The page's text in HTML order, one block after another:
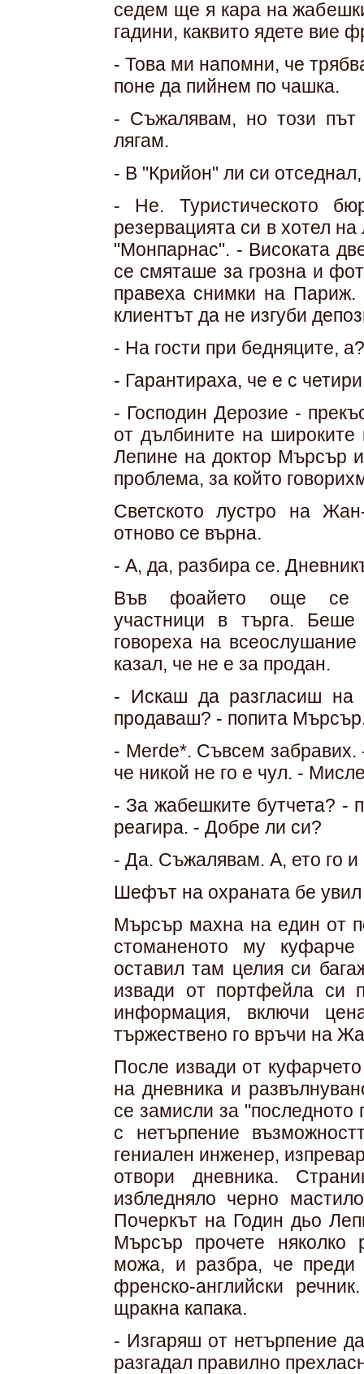
седем ще я кара на
гадини, каквито ядете вие
- Това ми напомни, че
поне да пийнем по чашка.
- Съжалявам, но този
лягам.
- В "Крийон" ли си
- Не. Туристическото
резервацията си в хотел
"Монпарнас". - Високата
се смяташе за грозна и
правеха снимки на
клиентът да не изгуби
- На гости при бедняците,
- Гарантираха, че е с
- Господин Дерозие -
от дълбините на
Лепине на доктор Мърсър
проблема, за който
Светското лустро на
отново се върна.
- А, да, разбира се.
Във фоайето още се
участници в търга.
говореха на
казал, че не е за продан.
- Искаш да разгласиш на
продаваш? - попита
- Merde*. Съвсем забравих.
че никой не го е чул. -
- За жабешките бутчета?
реагира. - Добре ли си?
- Да. Съжалявам. А, ето го и
Шефът на охраната бе
Мърсър махна на един от
стоманеното му
оставил там целия си
извади от портфейла си
информация, включи
тържествено го връчи на
После извади от
на дневника и
се замисли за
с нетърпение
гениален инженер,
отвори дневника.
избледняло черно
Почеркът на Годин дьо
Мърсър прочете няколко
можа, и разбра, че
френско-английски
щракна капака.
- Изгаряш от нетърпение
разгадал правилно